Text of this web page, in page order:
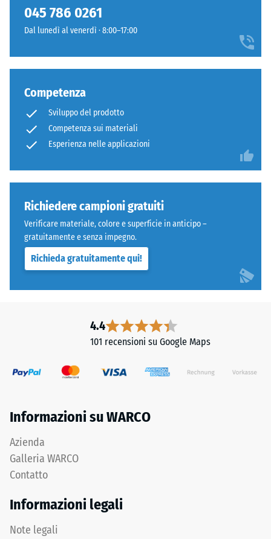
045 786 0261
Dal lunedì al venerdì · 8:00–17:00
Competenza
Sviluppo del prodotto
Competenza sui materiali
Esperienza nelle applicazioni
Richiedere campioni gratuiti
Verificare materiale, colore e superficie in anticipo –
gratuitamente e senza impegno.
Richieda gratuitamente qui!
4.4
101 recensioni su Google Maps
Informazioni su WARCO
Azienda
Galleria WARCO
Contatto
Informazioni legali
Note legali